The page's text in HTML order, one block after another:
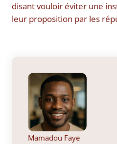
disant vouloir éviter une
leur proposition par les
Mamadou Faye